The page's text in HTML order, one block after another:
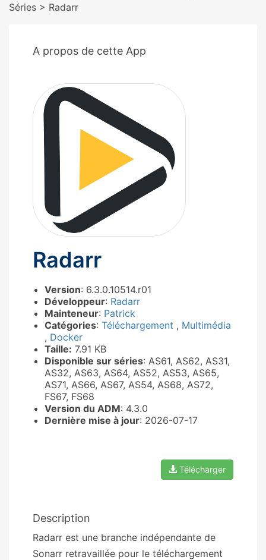
Séries > Radarr
A propos de cette App
Radarr
Version: 6.3.0.10514.r01
Développeur: Radarr
Mainteneur: Patrick
Catégories: Téléchargement , Multimédia
, Docker
Taille: 7.91 KB
Disponible sur séries: AS61, AS62, AS31,
AS32, AS63, AS64, AS52, AS53, AS65,
AS71, AS66, AS67, AS54, AS68, AS72,
FS67, FS68
Version du ADM: 4.3.0
Dernière mise à jour: 2026-07-17
Télécharger
Description
Radarr est une branche indépendante de
Sonarr retravaillée pour le téléchargement